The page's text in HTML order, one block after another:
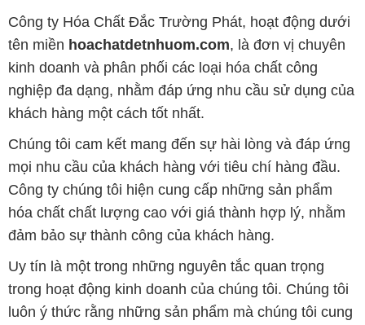
Công ty Hóa Chất Đắc Trường Phát, hoạt động dưới
tên miền hoachatdetnhuom.com, là đơn vị chuyên
kinh doanh và phân phối các loại hóa chất công
nghiệp đa dạng, nhằm đáp ứng nhu cầu sử dụng của
khách hàng một cách tốt nhất.
Chúng tôi cam kết mang đến sự hài lòng và đáp ứng
mọi nhu cầu của khách hàng với tiêu chí hàng đầu.
Công ty chúng tôi hiện cung cấp những sản phẩm
hóa chất chất lượng cao với giá thành hợp lý, nhằm
đảm bảo sự thành công của khách hàng.
Uy tín là một trong những nguyên tắc quan trọng
trong hoạt động kinh doanh của chúng tôi. Chúng tôi
luôn ý thức rằng những sản phẩm mà chúng tôi cung